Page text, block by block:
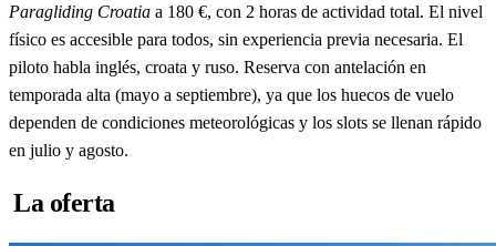
Paragliding Croatia a 180 €, con 2 horas de actividad total. El nivel
físico es accesible para todos, sin experiencia previa necesaria. El
piloto habla inglés, croata y ruso. Reserva con antelación en
temporada alta (mayo a septiembre), ya que los huecos de vuelo
dependen de condiciones meteorológicas y los slots se llenan rápido
en julio y agosto.
La oferta